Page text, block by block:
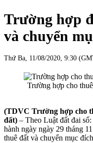
Trường hợp
và chuyển
Thứ Ba, 11/08/2020, 9:30
Trường hợp cho
(TDVC Trường hợp cho
đất) – Theo Luật đất đai
hành ngày ngày 29 tháng
thuê đất và chuyển mục